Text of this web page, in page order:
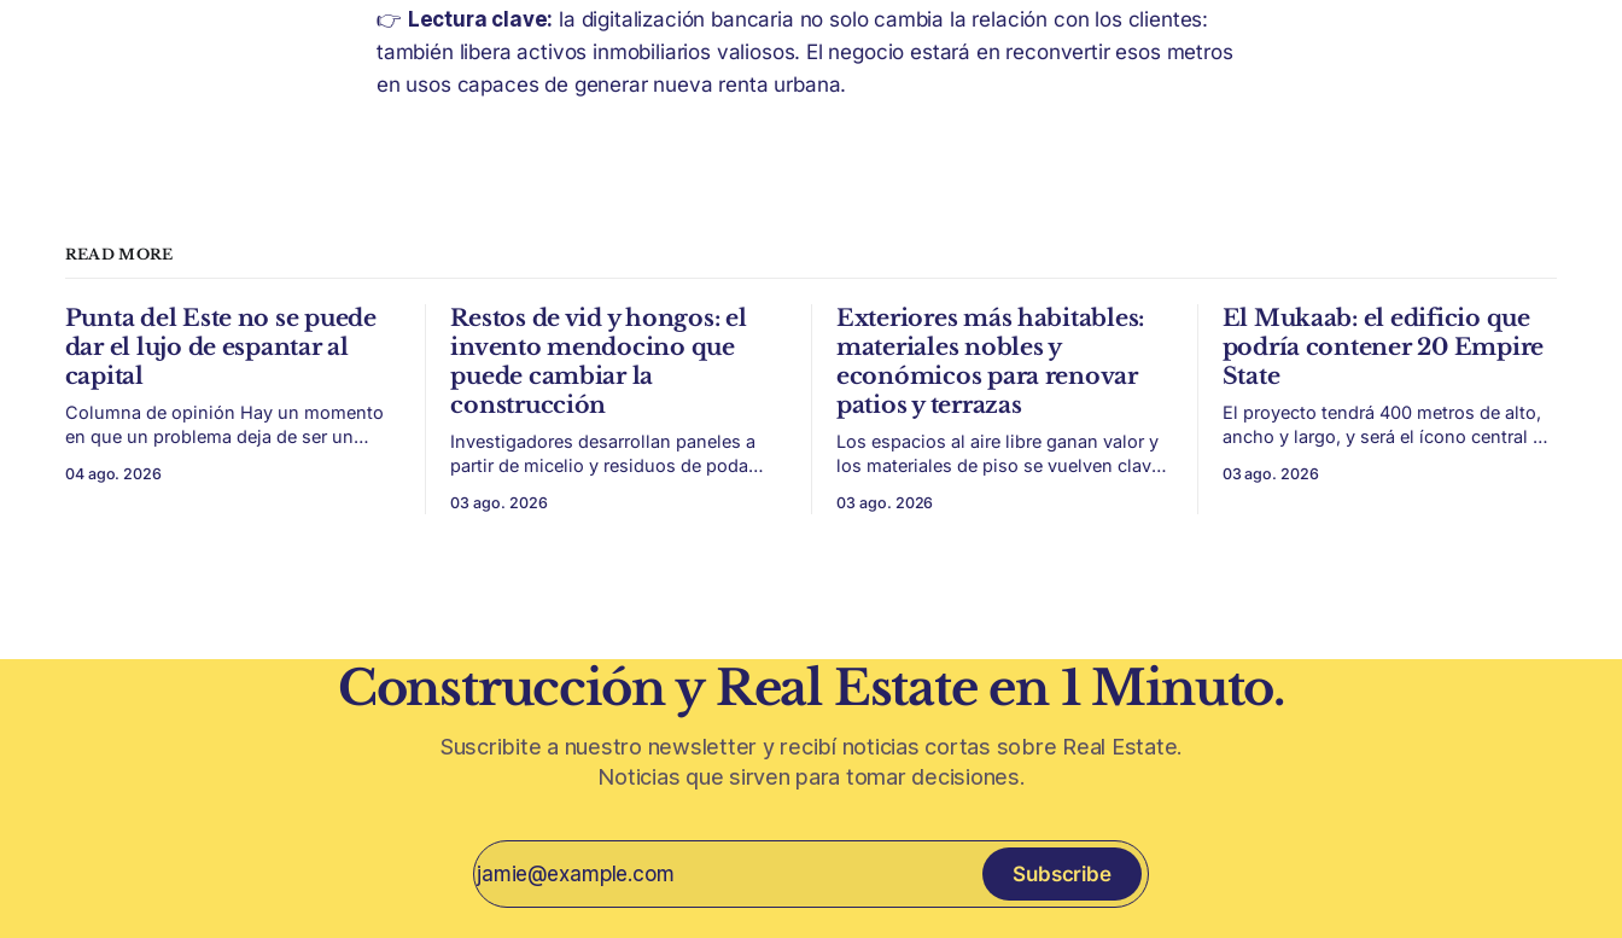
👉 Lectura clave: la digitalización bancaria no solo cambia la relación con los clientes:
también libera activos inmobiliarios valiosos. El negocio estará en reconvertir esos metros
en usos capaces de generar nueva renta urbana.
READ MORE
Punta del Este no se puede
dar el lujo de espantar al
capital
Columna de opinión Hay un momento
en que un problema deja de ser un
problema de país. Maldonado está en
04 ago. 2026
Restos de vid y hongos: el
invento mendocino que
puede cambiar la
construcción
Investigadores desarrollan paneles a
partir de micelio y residuos de poda
térmica y acústica de menor impacto
03 ago. 2026
Exteriores más habitables:
materiales nobles y
económicos para renovar
patios y terrazas
Los espacios al aire libre ganan valor y
los materiales de piso se vuelven clave
sin encarar una gran obra. Patios,
03 ago. 2026
El Mukaab: el edificio que
podría contener 20 Empire
State
El proyecto tendrá 400 metros de alto,
ancho y largo, y será el ícono central de
vinculada al plan Visión 2030. Arabia
03 ago. 2026
Construcción y Real Estate en 1 Minuto.
Suscribite a nuestro newsletter y recibí noticias cortas sobre Real Estate.
Noticias que sirven para tomar decisiones.
Subscribe